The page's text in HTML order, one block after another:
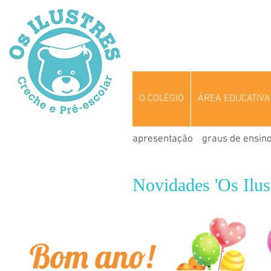
O COLÉGIO ÁREA EDUCATIVA
apresentação graus de
Novidades 'Os